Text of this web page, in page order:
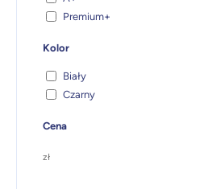
Premium+
Kolor
Biały
Czarny
Cena
zł